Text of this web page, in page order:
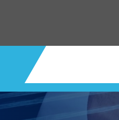
Rüstempaşa Mh.